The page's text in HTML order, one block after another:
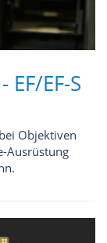
EF-S
Objektiven
Ausrüstung